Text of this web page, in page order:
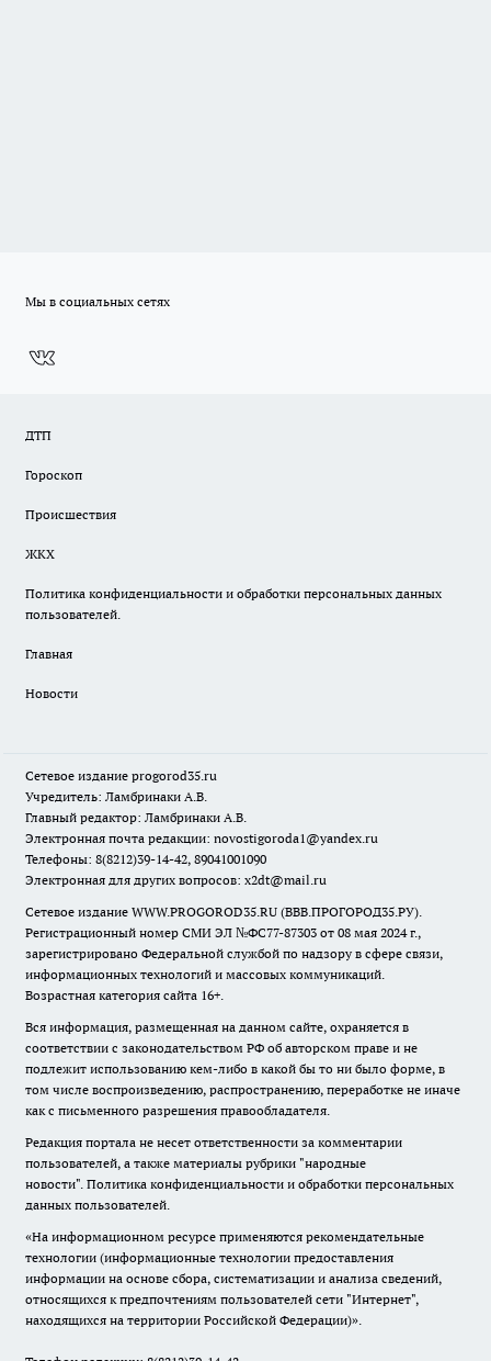
Мы в социальных сетях
ДТП
Гороскоп
Происшествия
ЖКХ
Политика конфиденциальности и обработки персональных данных
пользователей.
Главная
Новости
Сетевое издание progorod35.ru
Учредитель: Ламбринаки А.В.
Главный редактор: Ламбринаки А.В.
Электронная почта редакции: novostigoroda1@yandex.ru
Телефоны: 8(8212)39-14-42, 89041001090
Электронная для других вопросов: x2dt@mail.ru
Сетевое издание WWW.PROGOROD35.RU (ВВВ.ПРОГОРОД35.РУ).
Регистрационный номер СМИ ЭЛ №ФС77-87303 от 08 мая 2024 г.,
зарегистрировано Федеральной службой по надзору в сфере связи,
информационных технологий и массовых коммуникаций.
Возрастная категория сайта 16+.
Вся информация, размещенная на данном сайте, охраняется в
соответствии с законодательством РФ об авторском праве и не
подлежит использованию кем-либо в какой бы то ни было форме, в
том числе воспроизведению, распространению, переработке не иначе
как с письменного разрешения правообладателя.
Редакция портала не несет ответственности за комментарии
пользователей, а также материалы рубрики "народные
новости". Политика конфиденциальности и обработки персональных
данных пользователей.
«На информационном ресурсе применяются рекомендательные
технологии (информационные технологии предоставления
информации на основе сбора, систематизации и анализа сведений,
относящихся к предпочтениям пользователей сети "Интернет",
находящихся на территории Российской Федерации)».